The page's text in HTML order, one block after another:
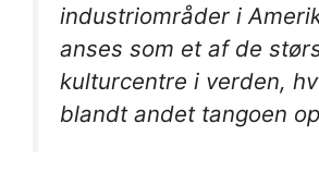
industriområder i
anses som et af de
kulturcentre i verden,
blandt andet tangoen